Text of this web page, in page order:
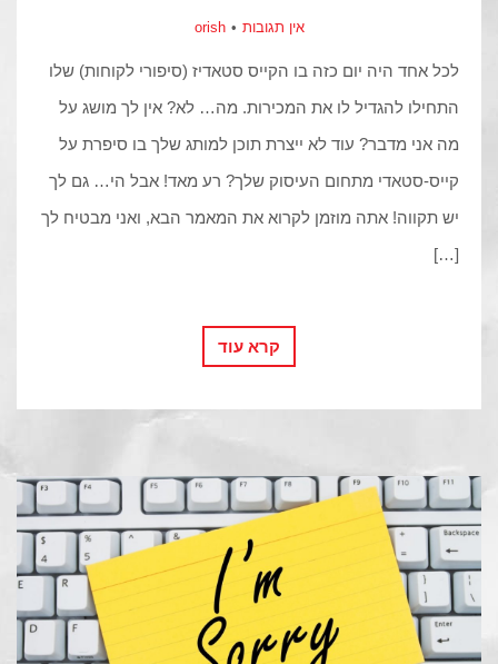
אין תגובות orish
לכל אחד היה יום כזה בו הקייס סטאדיז (סיפורי לקוחות) שלו
התחילו להגדיל לו את המכירות. מה… לא? אין לך מושג על
מה אני מדבר? עוד לא ייצרת תוכן למותג שלך בו סיפרת על
קייס-סטאדי מתחום העיסוק שלך? רע מאד! אבל הי… גם לך
יש תקווה! אתה מוזמן לקרוא את המאמר הבא, ואני מבטיח לך
[…]
קרא עוד